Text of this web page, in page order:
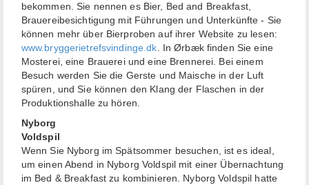
bekommen. Sie nennen es Bier, Bed and Breakfast,
Brauereibesichtigung mit Führungen und Unterkünfte - Sie
können mehr über Bierproben auf ihrer Website zu lesen:
www.bryggerietrefsvindinge.dk. In Ørbæk finden Sie eine
Mosterei, eine Brauerei und eine Brennerei. Bei einem
Besuch werden Sie die Gerste und Maische in der Luft
spüren, und Sie können den Klang der Flaschen in der
Produktionshalle zu hören.
Nyborg
Voldspil
Wenn Sie Nyborg im Spätsommer besuchen, ist es ideal,
um einen Abend in Nyborg Voldspil mit einer Übernachtung
im Bed & Breakfast zu kombinieren. Nyborg Voldspil hatte